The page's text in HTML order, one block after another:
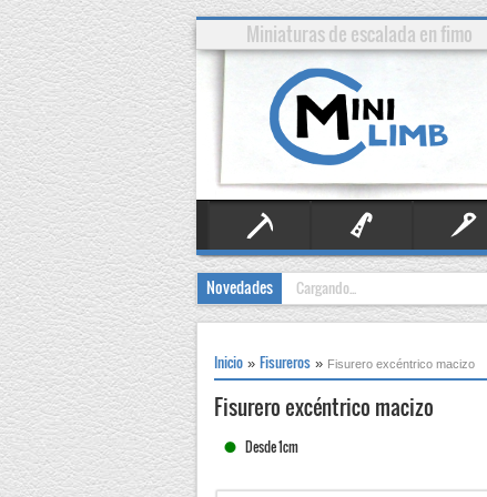
Miniaturas de escalada en fimo
Alpinismo Artificial
Novedades Cargando...
Inicio » Fisureros » Fisurero excéntrico macizo
Fisurero excéntrico macizo
Desde 1cm